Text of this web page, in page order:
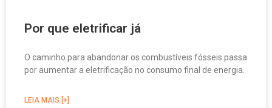
Por que eletrificar já
O caminho para abandonar os combustíveis fósseis passa
por aumentar a eletrificação no consumo final de energia.
LEIA MAIS [+]